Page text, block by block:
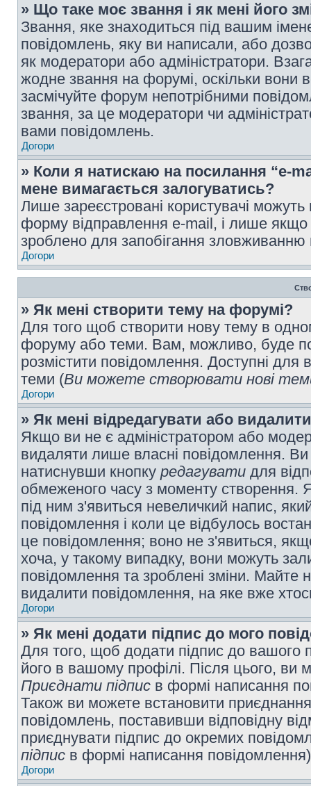
» Що таке моє звання і як мені його
Звання, яке знаходиться під вашим
повідомлень, яку ви написали, або
як модератори або адміністратори.
жодне звання на форумі, оскільки вони
засмічуйте форум непотрібними
звання, за це модератори чи
вами повідомлень.
Догори
» Коли я натискаю на посилання “e-
мене вимагається залогуватись?
Лише зареєстровані користувачі
форму відправлення e-mail, і лише
зроблено для запобігання
Догори
» Як мені створити тему на форумі?
Для того щоб створити нову тему в
форуму або теми. Вам, можливо, буде
розмістити повідомлення. Доступні для
теми (Ви можете створювати нові
Догори
» Як мені відредагувати або
Якщо ви не є адміністратором або
видаляти лише власні повідомлення.
натиснувши кнопку редагувати для
обмеженого часу з моменту створення.
під ним з'явиться невеличкий напис,
повідомлення і коли це відбулось
це повідомлення; воно не з'явиться,
хоча, у такому випадку, вони можуть
повідомлення та зроблені зміни. Майте
видалити повідомлення, на яке вже
Догори
» Як мені додати підпис до мого
Для того, щоб додати підпис до вашого
його в вашому профілі. Після цього, ви
Приєднати підпис в формі написання
Також ви можете встановити
повідомлень, поставивши відповідну
приєднувати підпис до окремих
підпис в формі написання
Догори